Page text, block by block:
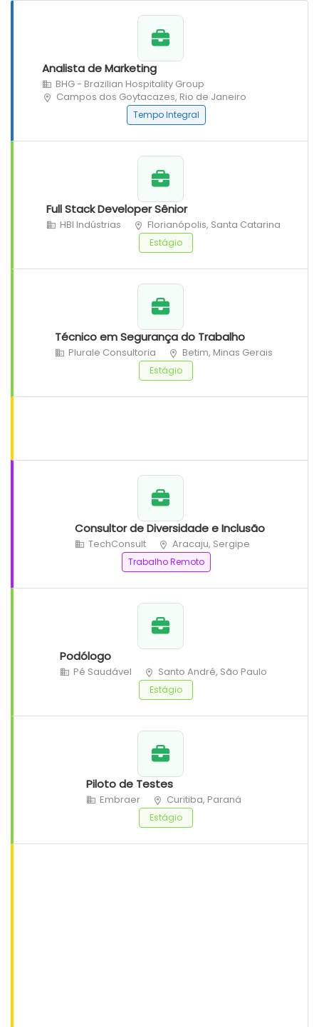
Analista de Marketing
BHG - Brazilian Hospitality Group
Campos dos Goytacazes, Rio de Janeiro
Tempo Integral
Full Stack Developer Sênior
HBI Indústrias Florianópolis, Santa Catarina
Estágio
Técnico em Segurança do Trabalho
Plurale Consultoria Betim, Minas Gerais
Estágio
Consultor de Diversidade e Inclusão
TechConsult Aracaju, Sergipe
Trabalho Remoto
Podólogo
Pé Saudável Santo André, São Paulo
Estágio
Piloto de Testes
Embraer Curitiba, Paraná
Estágio